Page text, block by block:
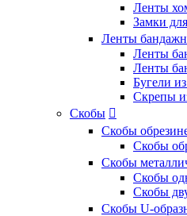
Ленты
Замки
Ленты
Ленты
Ленты
Бугели
Скрепы
Скобы 
Скобы
Скобы
Скобы
Скобы
Скобы
Скобы U-